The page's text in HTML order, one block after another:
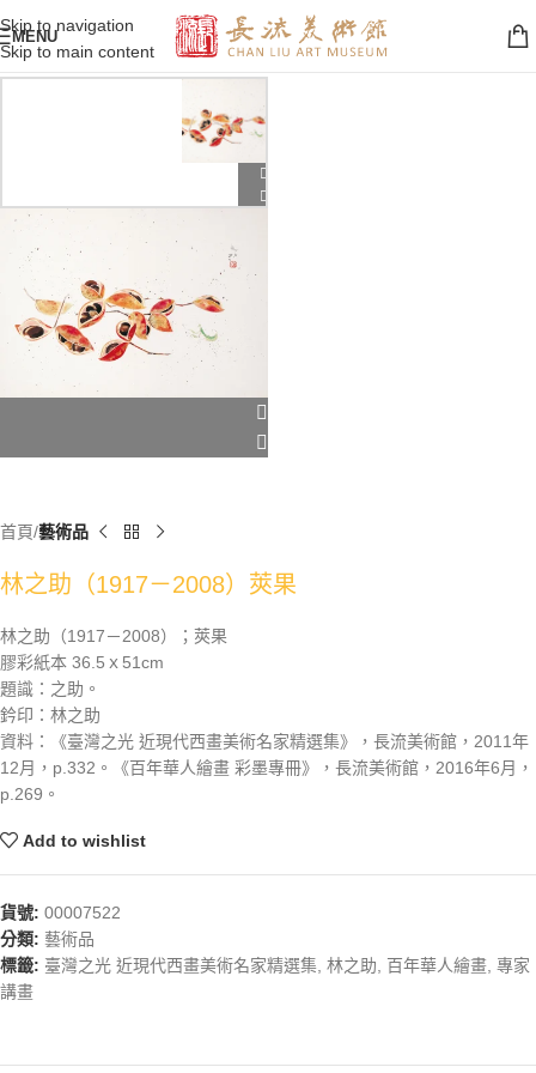
Skip to navigation
Skip to main content
MENU
首頁 藝術品
林之助（1917－2008）莢果
林之助（1917－2008）；莢果
膠彩紙本 36.5ｘ51cm
題識：之助。
鈐印：林之助
資料：《臺灣之光 近現代西畫美術名家精選集》，長流美術館，2011年
12月，p.332。《百年華人繪畫 彩墨專冊》，長流美術館，2016年6月，
p.269。
Add to wishlist
貨號: 00007522
分類: 藝術品
標籤: 臺灣之光 近現代西畫美術名家精選集 林之助 百年華人繪畫 專家
講畫